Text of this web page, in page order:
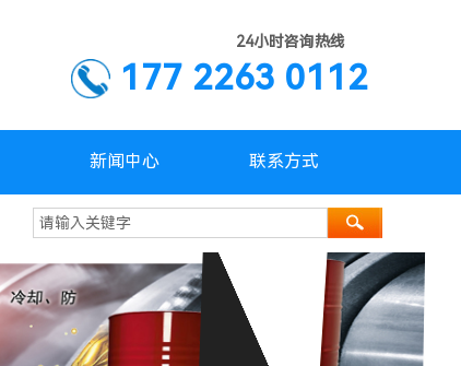
177 2263 0112
24小时咨询热线
新闻中心 联系方式